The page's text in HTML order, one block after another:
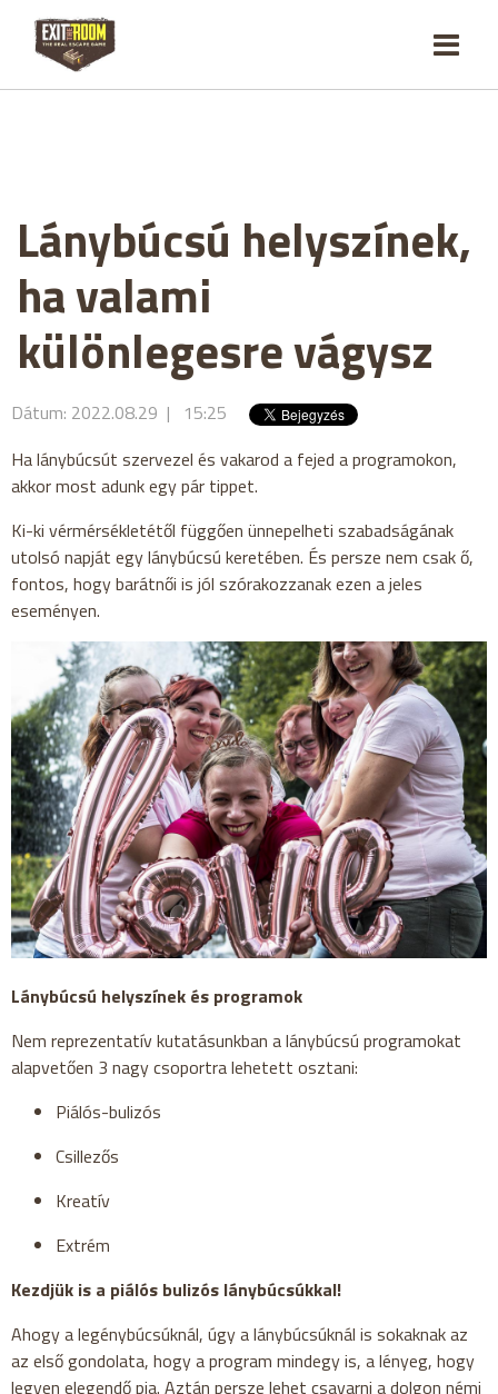
Lánybúcsú helyszínek,
ha valami
különlegesre vágysz
Dátum: 2022.08.29 | 15:25
Ha lánybúcsút szervezel és vakarod a fejed a programokon,
akkor most adunk egy pár tippet.
Ki-ki vérmérsékletétől függően ünnepelheti szabadságának
utolsó napját egy lánybúcsú keretében. És persze nem csak ő,
fontos, hogy barátnői is jól szórakozzanak ezen a jeles
eseményen.
Lánybúcsú helyszínek és programok
Nem reprezentatív kutatásunkban a lánybúcsú programokat
alapvetően 3 nagy csoportra lehetett osztani:
Piálós-bulizós
Csillezős
Kreatív
Extrém
Kezdjük is a piálós bulizós lánybúcsúkkal!
Ahogy a legénybúcsúknál, úgy a lánybúcsúknál is sokaknak az
az első gondolata, hogy a program mindegy is, a lényeg, hogy
legyen elegendő pia. Aztán persze lehet csavarni a dolgon némi